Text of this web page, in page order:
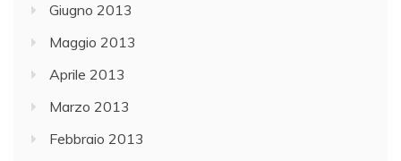
Giugno 2013
Maggio 2013
Aprile 2013
Marzo 2013
Febbraio 2013